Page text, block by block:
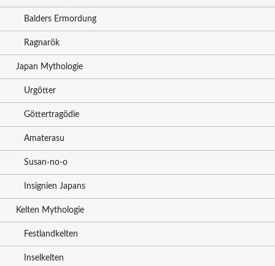
Balders Ermordung
Ragnarök
Japan Mythologie
Urgötter
Göttertragödie
Amaterasu
Susan-no-o
Insignien Japans
Kelten Mythologie
Festlandkelten
Inselkelten